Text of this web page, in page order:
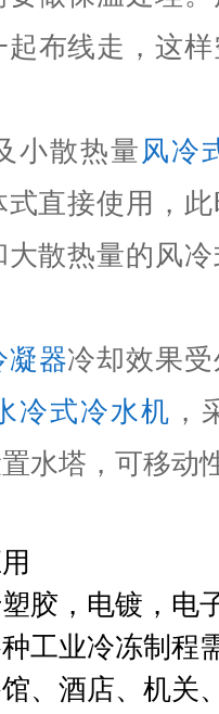
布线走，这
小散热量 风冷
直接使用，
散热量的风
凝器冷却效果
冷式冷水机 ，
水塔，可移动
胶，电镀，电
工业冷冻制程
、酒店、机关